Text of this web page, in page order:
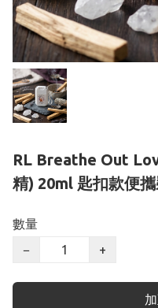
RL Breathe Out
精) 20ml 匙扣款便
數量
−
+